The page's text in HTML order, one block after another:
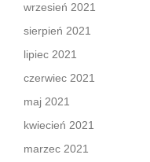
wrzesień 2021
sierpień 2021
lipiec 2021
czerwiec 2021
maj 2021
kwiecień 2021
marzec 2021